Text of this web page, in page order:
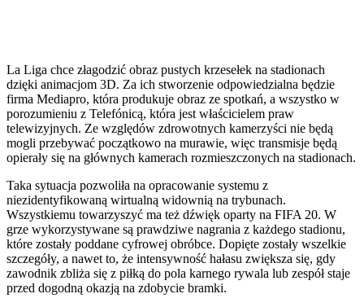
La Liga chce złagodzić obraz pustych krzesełek na stadionach
dzięki animacjom 3D. Za ich stworzenie odpowiedzialna będzie
firma Mediapro, która produkuje obraz ze spotkań, a wszystko w
porozumieniu z Telefónicą, która jest właścicielem praw
telewizyjnych. Ze względów zdrowotnych kamerzyści nie będą
mogli przebywać początkowo na murawie, więc transmisje będą
opierały się na głównych kamerach rozmieszczonych na stadionach.
Taka sytuacja pozwoliła na opracowanie systemu z
niezidentyfikowaną wirtualną widownią na trybunach.
Wszystkiemu towarzyszyć ma też dźwięk oparty na FIFA 20. W
grze wykorzystywane są prawdziwe nagrania z każdego stadionu,
które zostały poddane cyfrowej obróbce. Dopięte zostały wszelkie
szczegóły, a nawet to, że intensywność hałasu zwiększa się, gdy
zawodnik zbliża się z piłką do pola karnego rywala lub zespół staje
przed dogodną okazją na zdobycie bramki.